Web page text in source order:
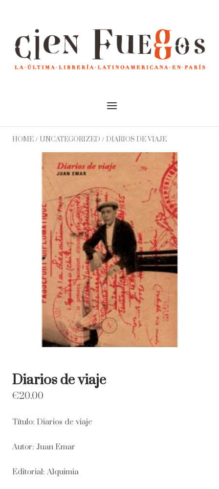
Menu
HOME/ UNCATEGORIZED / DIARIOS DE VIAJE
Diarios de viaje
€20.00
Título: Diarios de viaje
Autor: Juan Emar
Editorial: Alquimia